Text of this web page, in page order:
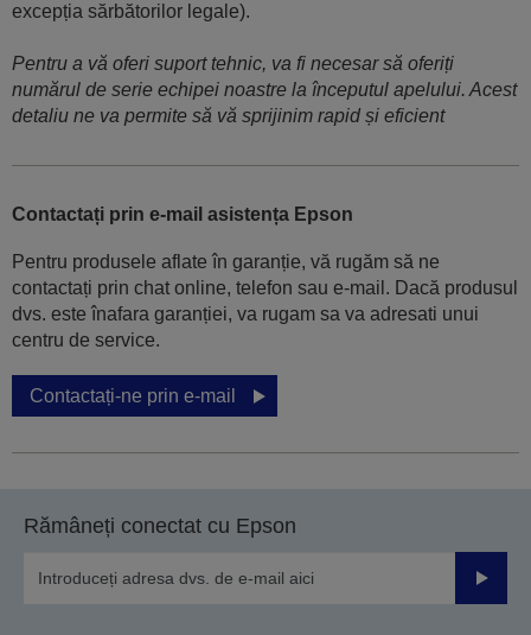
excepția sărbătorilor legale).
Pentru a vă oferi suport tehnic, va fi necesar să oferiți
numărul de serie echipei noastre la începutul apelului. Acest
detaliu ne va permite să vă sprijinim rapid și eficient
Contactați prin e-mail asistența Epson
Pentru produsele aflate în garanție, vă rugăm să ne
contactați prin chat online, telefon sau e-mail. Dacă produsul
dvs. este înafara garanției, va rugam sa va adresati unui
centru de service.
Contactați-ne prin e-mail
Rămâneți conectat cu Epson